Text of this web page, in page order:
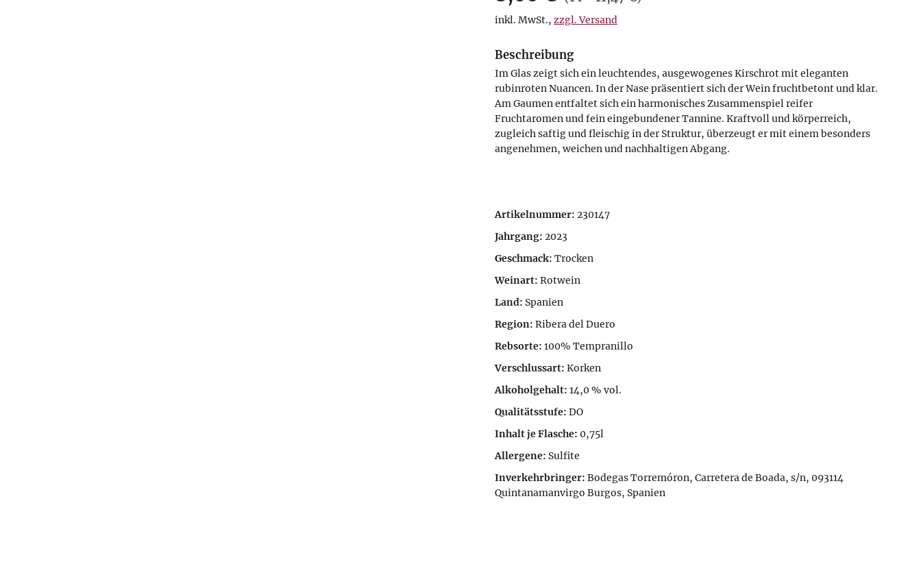
inkl. MwSt., zzgl. Versand
Beschreibung
Im Glas zeigt sich ein leuchtendes, ausgewogenes Kirschrot mit eleganten
rubinroten Nuancen. In der Nase präsentiert sich der Wein fruchtbetont und klar.
Am Gaumen entfaltet sich ein harmonisches Zusammenspiel reifer
Fruchtaromen und fein eingebundener Tannine. Kraftvoll und körperreich,
zugleich saftig und fleischig in der Struktur, überzeugt er mit einem besonders
angenehmen, weichen und nachhaltigen Abgang.
Artikelnummer: 230147
Jahrgang: 2023
Geschmack: Trocken
Weinart: Rotwein
Land: Spanien
Region: Ribera del Duero
Rebsorte: 100% Tempranillo
Verschlussart: Korken
Alkoholgehalt: 14,0 % vol.
Qualitätsstufe: DO
Inhalt je Flasche: 0,75l
Allergene: Sulfite
Inverkehrbringer: Bodegas Torremóron, Carretera de Boada, s/n, 093114
Quintanamanvirgo Burgos, Spanien